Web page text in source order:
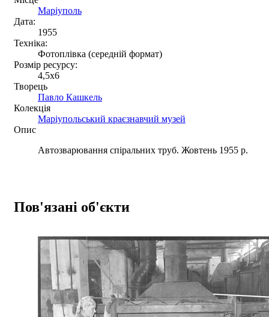
Маріуполь
Дата:
1955
Техніка:
Фотоплівка (середній формат)
Розмір ресурсу:
4,5x6
Творець
Павло Кашкель
Колекція
Маріупольський краєзнавчий музей
Опис
Автозварювання спіральних труб. Жовтень 1955 р.
Пов'язані об'єкти